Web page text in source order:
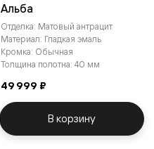
Альба
Отделка: Матовый антрацит
Материал: Гладкая эмаль
Кромка: Обычная
Толщина полотна: 40 мм
49 999 ₽
В корзину